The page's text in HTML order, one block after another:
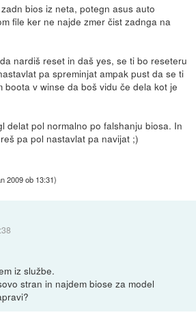
bios iz neta, potegn asus auto
file ker ne najde zmer čist zadnga na
nardiš reset in daš yes, se ti bo reseteru
pa spreminjat ampak pust da se ti
boota v winse da boš vidu če dela kot je
delat pol normalno po falshanju biosa. In
pa pol nastavlat pa navijat ;)
2009 ob 13:31)
iz službe.
stran in najdem biose za model